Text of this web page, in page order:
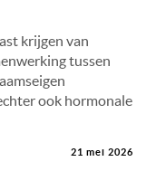
krijgen van
tussen
ook hormonale
21 mei 2026